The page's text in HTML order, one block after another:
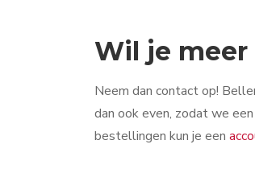
Wil je
Neem dan contact op!
dan ook even, zodat we
bestellingen kun je een